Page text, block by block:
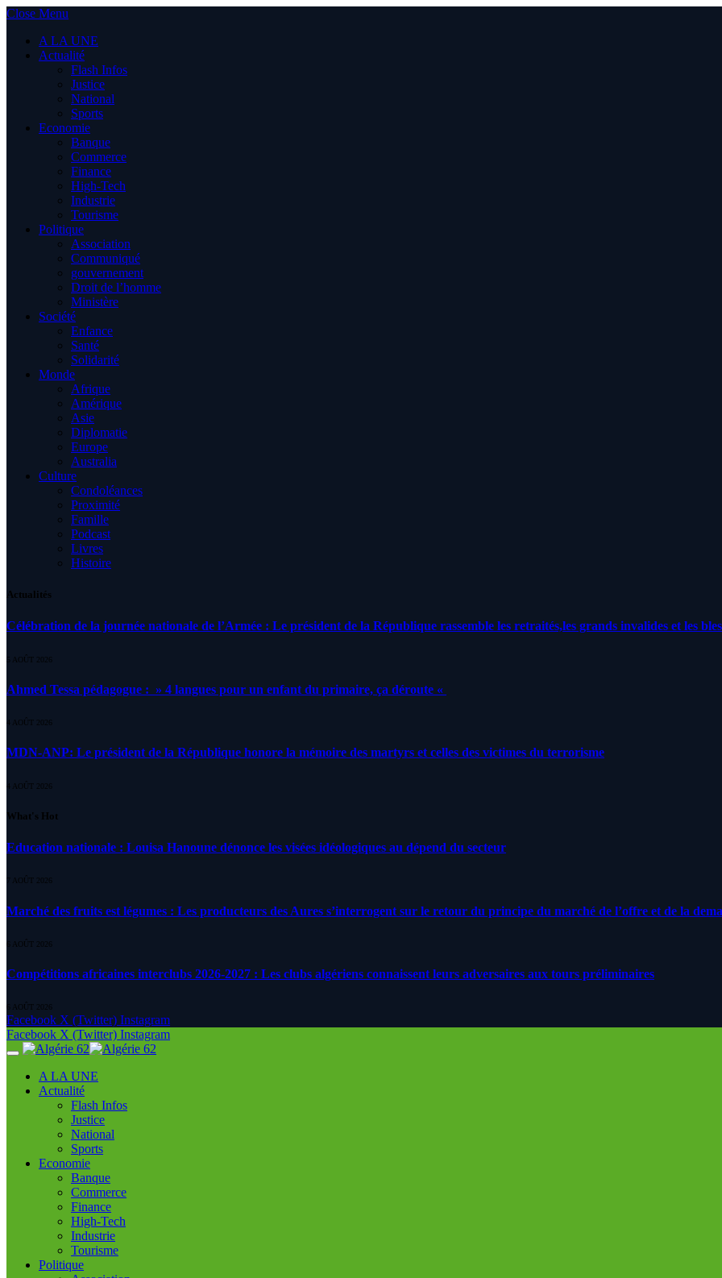
Close Menu
A LA UNE
Actualité
Flash Infos
Justice
National
Sports
Economie
Banque
Commerce
Finance
High-Tech
Industrie
Tourisme
Politique
Association
Communiqué
gouvernement
Droit de l’homme
Ministère
Société
Enfance
Santé
Solidarité
Monde
Afrique
Amérique
Asie
Diplomatie
Europe
Australia
Culture
Condoléances
Proximité
Famille
Podcast
Livres
Histoire
Actualités
Célébration de la journée nationale de l’Armée : Le président de la République rassemble les retraités,les grands invalides et les
5 AOÛT 2026
Ahmed Tessa pédagogue : » 4 langues pour un enfant du primaire, ça déroute «
4 AOÛT 2026
MDN-ANP: Le président de la République honore la mémoire des martyrs et celles des victimes du terrorisme
4 AOÛT 2026
What's Hot
Education nationale : Louisa Hanoune dénonce les visées idéologiques au dépend du secteur
7 AOÛT 2026
Marché des fruits est légumes : Les producteurs des Aures s’interrogent sur le retour du principe du marché de l’offre et de la
6 AOÛT 2026
Compétitions africaines interclubs 2026-2027 : Les clubs algériens connaissent leurs adversaires aux tours préliminaires
6 AOÛT 2026
Facebook X (Twitter) Instagram
Facebook X (Twitter) Instagram
A LA UNE
Actualité
Flash Infos
Justice
National
Sports
Economie
Banque
Commerce
Finance
High-Tech
Industrie
Tourisme
Politique